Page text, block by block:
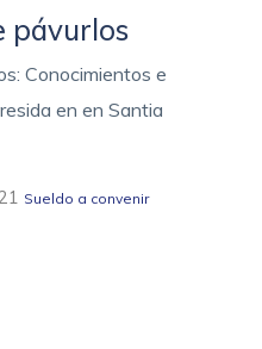
pávurlos
Conocimientos e
en en Santia
Sueldo a convenir